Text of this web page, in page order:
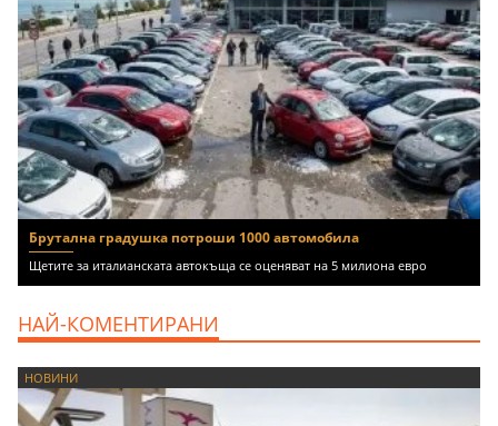
Брутална градушка потроши 1000 автомобила
Щетите за италианската автокъща се оценяват на 5 милиона евро
НАЙ-КОМЕНТИРАНИ
НОВИНИ